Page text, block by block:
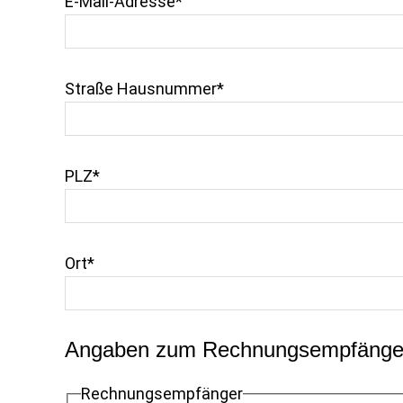
Straße Hausnummer*
PLZ*
Ort*
Angaben zum
Rechnungsempfänger